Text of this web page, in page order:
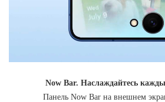
Now Bar. Наслаждайтесь
Панель Now Bar на внешнем